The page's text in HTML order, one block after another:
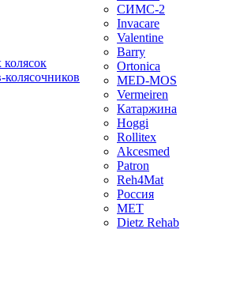
СИМС-2
Invacare
Valentine
Barry
Ortonica
MED-MOS
Vermeiren
Катаржина
Hoggi
Rollitex
Akcesmed
Patron
Reh4Mat
Россия
МЕТ
Dietz Rehab